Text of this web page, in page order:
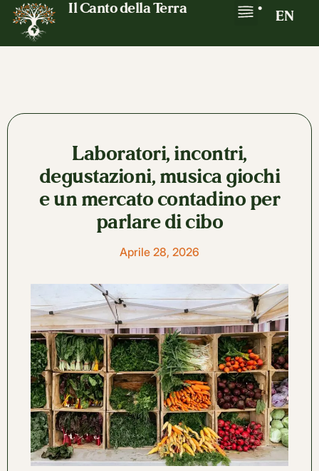
Il Canto della Terra •
EN
Laboratori, incontri,
degustazioni, musica giochi
e un mercato contadino per
parlare di cibo
Aprile 28, 2026